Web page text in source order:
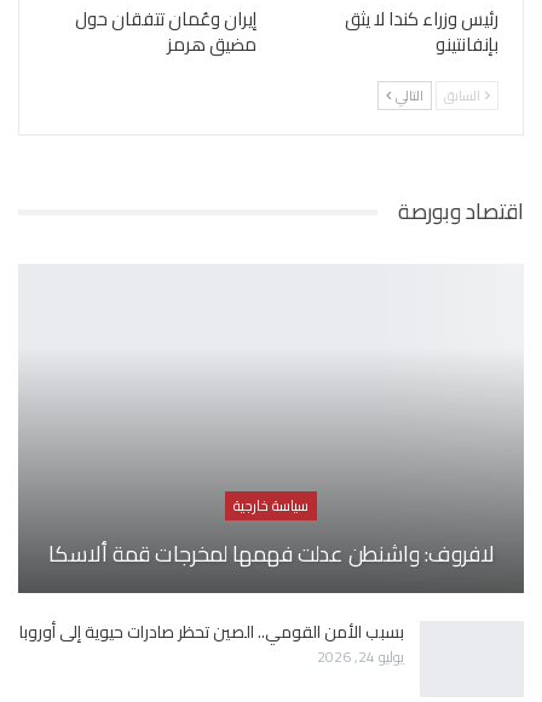
رئيس وزراء كندا لا يثق
بإنفانتينو
إيران وعُمان تتفقان حول
مضيق هرمز
السابق التالي
اقتصاد وبورصة
سياسة خارجية
لافروف: واشنطن عدلت فهمها لمخرجات قمة ألاسكا
بسبب الأمن القومي.. الصين تحظر صادرات حيوية إلى أوروبا
يوليو 24, 2026